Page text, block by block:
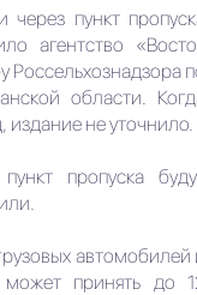
через пункт
агентство
Россельхознадзора
области.
не уточнило.
пропуска
автомобилей
принять до